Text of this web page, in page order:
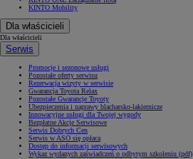
KINTO Mobility
Dla właścicieli
Dla właścicieli
Serwis
Promocje i sezonowe usługi
Pozostałe oferty serwisu
Rezerwacja wizyty w serwisie
Gwarancja Toyota Relax
Pozostałe Gwarancje Toyoty
Ubezpieczenia i naprawy blacharsko-lakiernicze
Innowacyjne usługi dla Twojej wygody
Bezpłatne Akcje Serwisowe
Serwis Dobrych Cen
Serwis w ASO się opłaca
Dostęp do informacji serwisowych
Wykaz wydanych zaświadczeń o odbytym szkoleniu (pdf)